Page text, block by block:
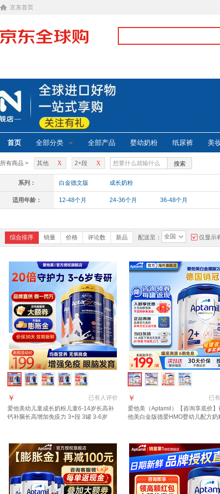
京东首页
首页 全部分类 全部产品 婴幼奶粉 纸尿裤 美
所有商品 > X
其他 X
2+段 搜索
系列： 白金德文版 成长奶粉
适用年龄： 12-48个月 24-36个月 36-48个月
综合排序 销量 价格 评论数 新品 配送至： 全国 仅显示
已有人评价
￥
爱他美幼儿童成长奶粉儿童6-14岁长高补
钙补脑长高增加免疫力 3+段 3罐 3-6岁
已有
￥
爱他美（Aptamil）【咨询享底价】
他美白金版德爱HMO婴幼儿配方奶